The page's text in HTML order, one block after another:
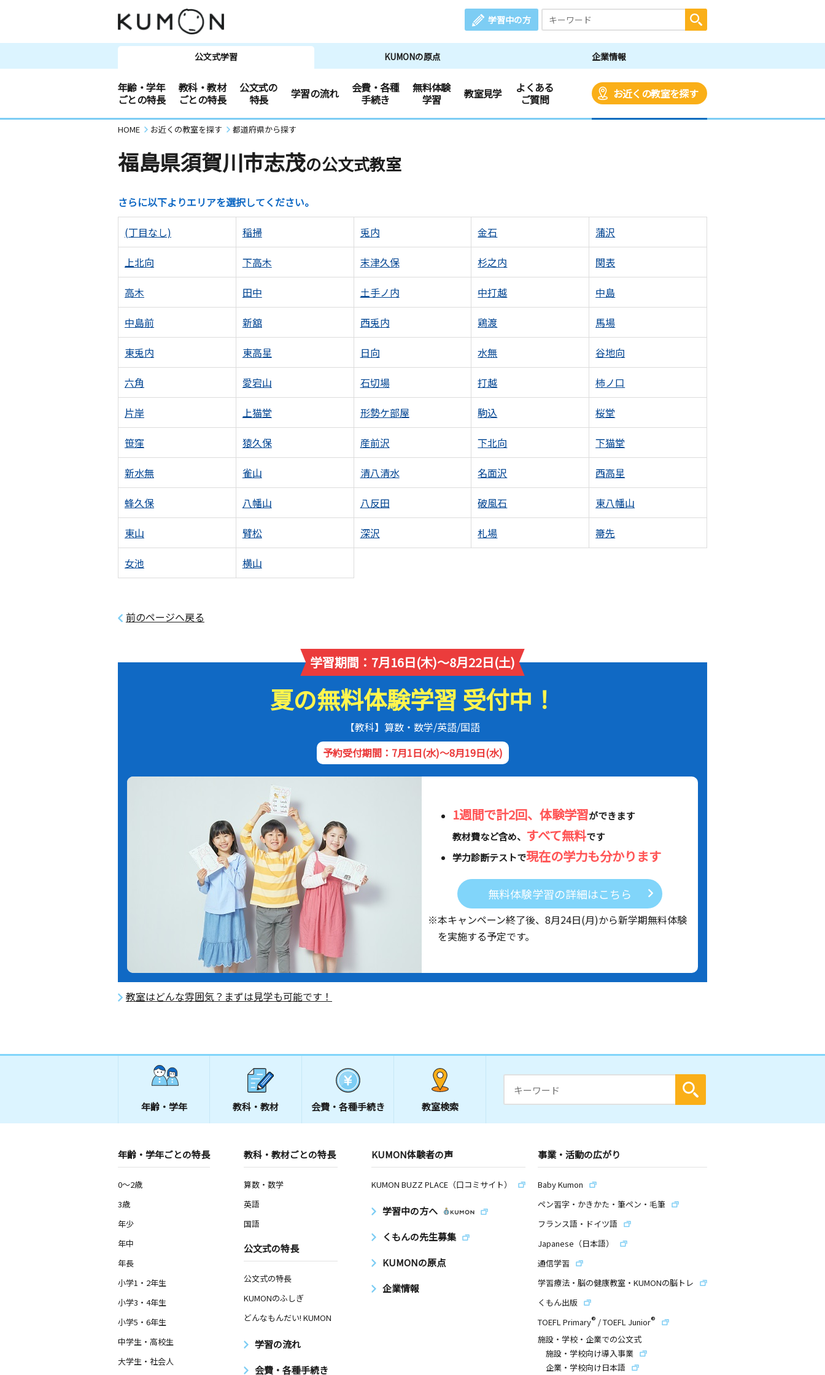
学習中の方
公文式学習 KUMONの原点 企業情報
年齢・学年
ごとの特長
教科・教材
ごとの特長
公文式の
特長
学習の流れ
会費・各種
手続き
無料体験
学習
教室見学
よくある
ご質問
お近くの教室を探す
HOME お近くの教室を探す 都道府県から探す
福島県須賀川市志茂の公文式教室
さらに以下よりエリアを選択してください。
(丁目なし) 稲掃 兎内 金石 蒲沢
上北向 下高木 末津久保 杉之内 関表
高木 田中 土手ノ内 中打越 中島
中島前 新舘 西兎内 鶏渡 馬場
東兎内 東高星 日向 水無 谷地向
六角 愛宕山 石切場 打越 柿ノ口
片岸 上猫堂 形勢ケ部屋 駒込 桜堂
笹窪 猿久保 産前沢 下北向 下猫堂
新水無 雀山 清八清水 名面沢 西高星
蜂久保 八幡山 八反田 破風石 東八幡山
東山 臂松 深沢 札場 箒先
女池 横山
前のページへ戻る
学習期間：7月16日(木)～8月22日(土)
夏の無料体験学習 受付中！
【教科】算数・数学/英語/国語
予約受付期間：7月1日(水)～8月19日(水)
1週間で計2回、体験学習ができます
教材費など含め、 すべて無料です
学力診断テストで現在の学力も分かります
無料体験学習の詳細はこちら
※本キャンペーン終了後、 8月24日(月)から新学期無料体験
を実施する予定です。
教室はどんな雰囲気？まずは見学も可能です！
年齢・学年 教科・教材 会費・ 各種手続き 教室検索
年齢・学年ごとの特長
0～2歳
3歳
年少
年中
年長
小学1・2年生
小学3・4年生
小学5・6年生
中学生・高校生
大学生・社会人
教科・教材ごとの特長
算数・数学
英語
国語
公文式の特長
公文式の特長
KUMONのふしぎ
どんなもんだい! KUMON
学習の流れ
会費・各種手続き
KUMON体験者の声
KUMON BUZZ PLACE（口コミサイト）
学習中の方へ
くもんの先生募集
KUMONの原点
企業情報
事業・活動の広がり
Baby Kumon
ペン習字・かきかた・筆ペン・毛筆
フランス語・ドイツ語
Japanese（日本語）
通信学習
学習療法・脳の健康教室・KUMONの脳トレ
くもん出版
TOEFL Primary® /TOEFL Junior®
施設・学校・企業での公文式
施設・学校向け導入事業
企業・学校向け日本語